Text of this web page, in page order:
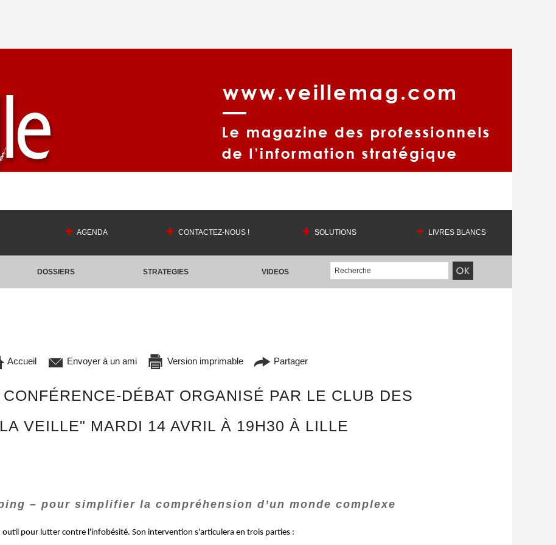
AGENDA CONTACTEZ-NOUS ! SOLUTIONS LIVRES BLANCS
DOSSIERS STRATEGIES VIDEOS
Accueil Envoyer à un ami Version imprimable Partager
DÉBAT ORGANISÉ PAR LE CLUB DES
VEILLE" MARDI 14 AVRIL À 19H30 À LILLE
– pour simplifier la compréhension d’un monde complexe
outil pour lutter contre l'infobésité. Son intervention s'articulera en trois parties :